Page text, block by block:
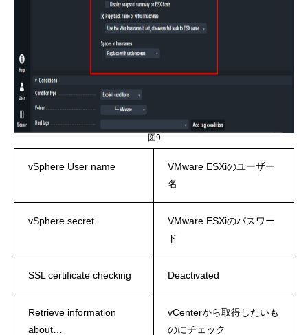
図9
vSphere User name
VMware ESXiのユーザー
名
vSphere secret
VMware ESXiのパスワー
ド
SSL certificate checking Deactivated
Retrieve information
about…
vCenterから取得したいも
のにチェック